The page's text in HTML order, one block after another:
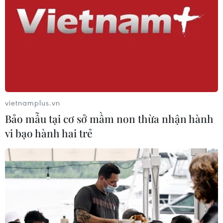
Việt Nam là thị trường thực phẩm đồ uống
tiềm năng nhất khu vực
08/11/2019 08:53
Việt Nam có lượng sản phẩm nông nghiệp và nguồn
nguyên liệu thô dồi dào, rất thuận lợi cho việc cung ứng
nguyên liệu cho hoạt động sản xuất, chế biến thực
vietnamplus.vn
Bảo mẫu tại cơ sở mầm non thừa nhận hành
vi bạo hành hai trẻ